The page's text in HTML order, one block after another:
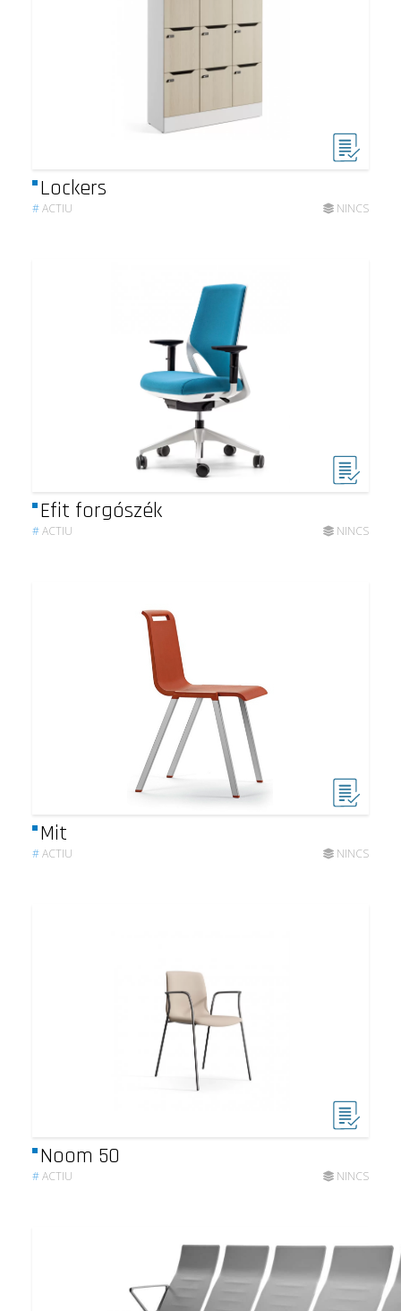
Lockers
#ACTIU NINCS
Efit forgószék
#ACTIU NINCS
Mit
#ACTIU NINCS
Noom 50
#ACTIU NINCS